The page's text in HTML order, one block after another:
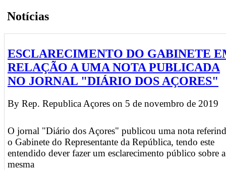
Notícias
ESCLARECIMENTO DO GABINETE
RELAÇÃO A UMA NOTA PUBLICADA
NO JORNAL "DIÁRIO DOS AÇORES"
By Rep. Republica Açores on 5 de novembro de 2019
O jornal "Diário dos Açores" publicou uma nota
o Gabinete do Representante da República, tendo este
entendido dever fazer um esclarecimento público sobre a
mesma